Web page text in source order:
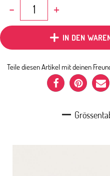
Icecream
IN DEN
Teile diesen Artikel mit deinen